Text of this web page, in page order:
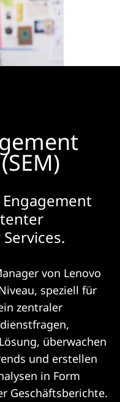
von Lenovo
speziell für
zentraler
überwachen
und erstellen
in Form
Geschäftsberichte.